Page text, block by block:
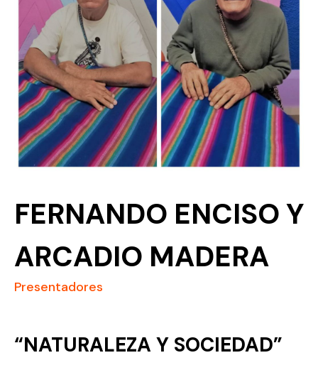
FERNANDO ENCISO Y
ARCADIO MADERA
Presentadores
“NATURALEZA Y SOCIEDAD”